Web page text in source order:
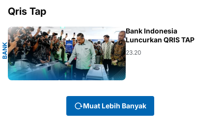
Qris Tap
B
A
N
K
I
N
D
O
N
E
S
IA
Bank Indonesia
Luncurkan QRIS TAP
23.20
Muat Lebih Banyak